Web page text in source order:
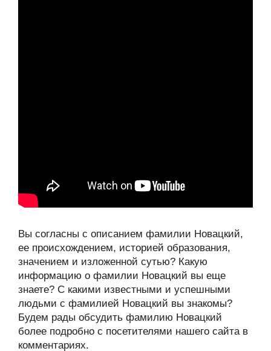
Вы согласны с описанием фамилии Новацкий,
ее происхождением, историей образования,
значением и изложенной сутью? Какую
информацию о фамилии Новацкий вы еще
знаете? С какими известными и успешными
людьми с фамилией Новацкий вы знакомы?
Будем рады обсудить фамилию Новацкий
более подробно с посетителями нашего сайта в
комментариях.